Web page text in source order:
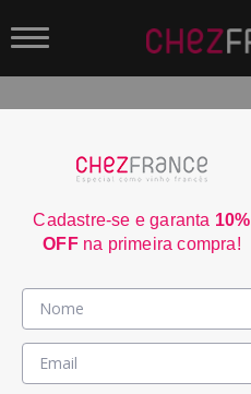
Vinhos >
País / Região >
ORDENAR POR:
Cadastre-se e garanta 10%
OFFna primeira compra!